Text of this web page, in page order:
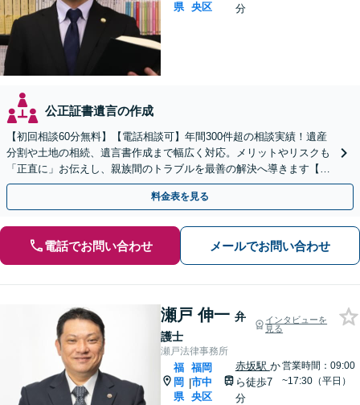
県
央区
分
公正証書遺言の作成
【初回相談60分無料】【電話相談可】年間300件超の相談実績！遺産
分割や土地の相続、遺言書作成まで幅広く対応。メリットやリスクも
「正直に」お伝えし、親族間のトラブルを最善の解決へ導きます【法
テラス利用可】
料金表を見る
電話でお問い合わせ メールでお問い合わせ
瀬戸 伸一 弁
護士
インタビューを
見る
瀬戸法律事務所
福
岡
県
|
福岡
市中
央区
赤坂駅 か
ら徒歩7
分
営業時間：09:00
~17:30（平日）